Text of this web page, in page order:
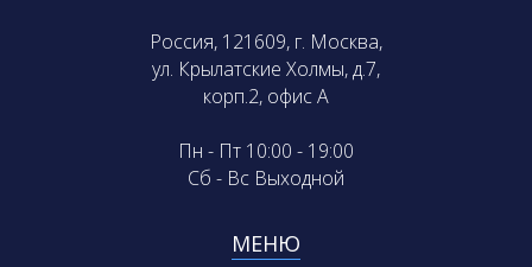
Россия, 121609, г. Москва,
ул. Крылатские Холмы, д.7,
корп.2, офис А
Пн - Пт 10:00 - 19:00
Сб - Вс Выходной
МЕНЮ